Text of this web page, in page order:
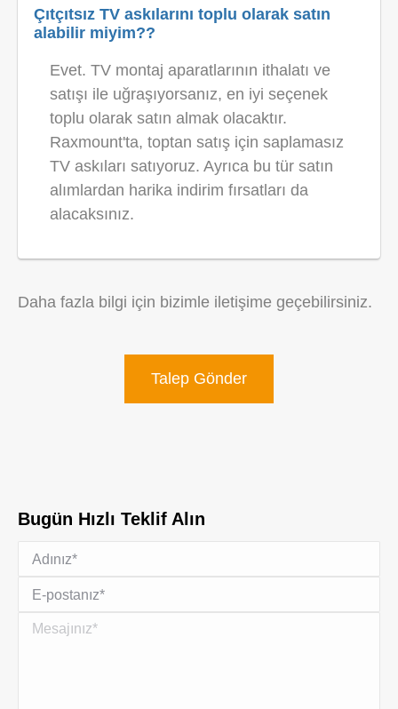
Çıtçıtsız TV askılarını toplu olarak satın
alabilir miyim??
Evet. TV montaj aparatlarının ithalatı ve
satışı ile uğraşıyorsanız, en iyi seçenek
toplu olarak satın almak olacaktır.
Raxmount'ta, toptan satış için saplamasız
TV askıları satıyoruz. Ayrıca bu tür satın
alımlardan harika indirim fırsatları da
alacaksınız.
Daha fazla bilgi için bizimle iletişime geçebilirsiniz.
Talep Gönder
Bugün Hızlı Teklif Alın